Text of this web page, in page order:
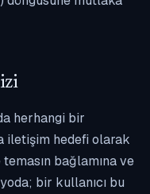
herhangi bir
iletişim hedefi olarak
bağlamına ve
bir kullanıcı bu